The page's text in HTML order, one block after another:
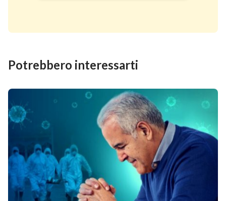
Potrebbero interessarti